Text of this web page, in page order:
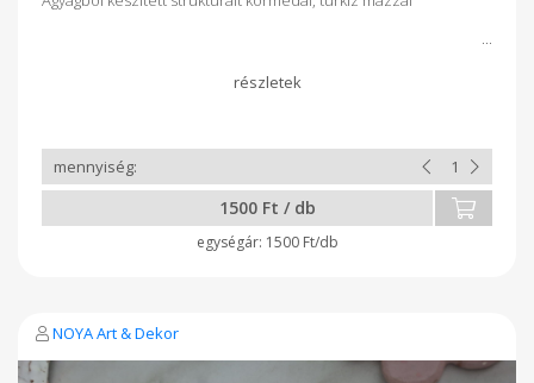
1500 Ft / db
1500 Ft/db
NOYA Art & Dekor